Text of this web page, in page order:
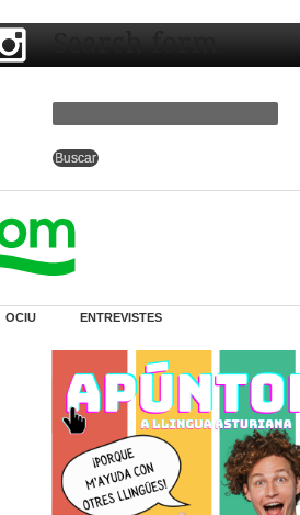
Search form
OCIU ENTREVISTES